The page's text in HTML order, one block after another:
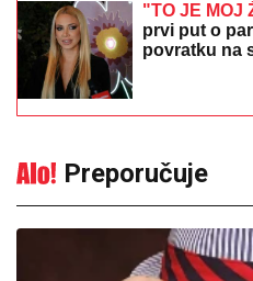
"TO JE MOJ
prvi put o
povratku na
Preporučuje